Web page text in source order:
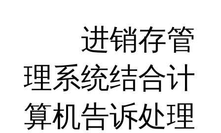
进销存管
理系统结合计
算机告诉处理